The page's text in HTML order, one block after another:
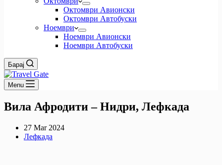
Октомври Авионски
Октомври Автобуски
Ноември
Ноември Авионски
Ноември Автобуски
Барај
Menu
Вила Афродити – Нидри, Лефкада
27 Mar 2024
Лефкада